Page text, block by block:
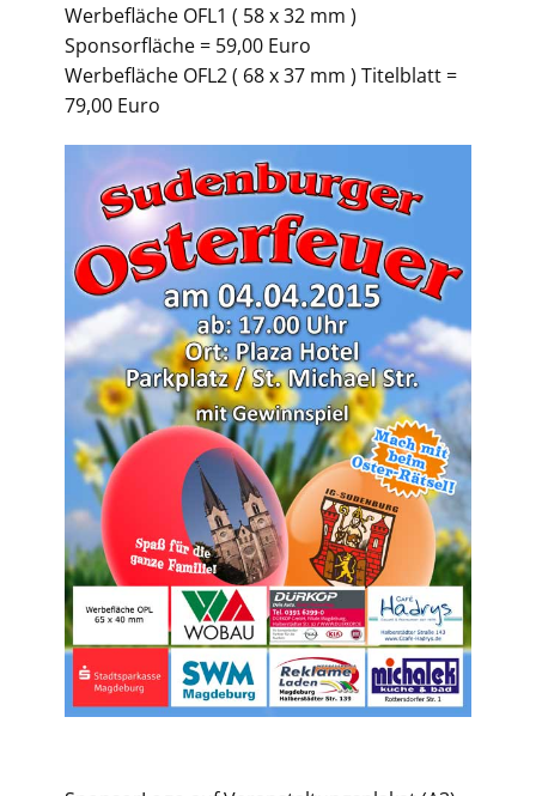
Werbefläche OFL1 ( 58 x 32 mm )
Sponsorfläche = 59,00 Euro
Werbefläche OFL2 ( 68 x 37 mm ) Titelblatt =
79,00 Euro